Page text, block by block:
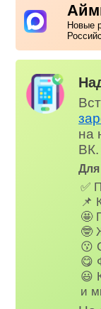
Новые
на
ВК.
Для
✅
📌
🤩
🤓
😗
😋
😃
и